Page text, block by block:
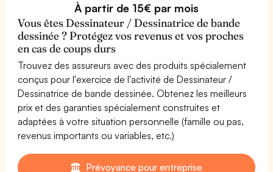
À partir de 15€ par mois
Vous êtes Dessinateur / Dessinatrice de bande
dessinée ? Protégez vos revenus et vos proches
en cas de coups durs
Trouvez des assureurs avec des produits spécialement
conçus pour l'exercice de l'activité de Dessinateur /
Dessinatrice de bande dessinée. Obtenez les meilleurs
prix et des garanties spécialement construites et
adaptées à votre situation personnelle (famille ou pas,
revenus importants ou variables, etc.)
Prévoyance pour entreprise